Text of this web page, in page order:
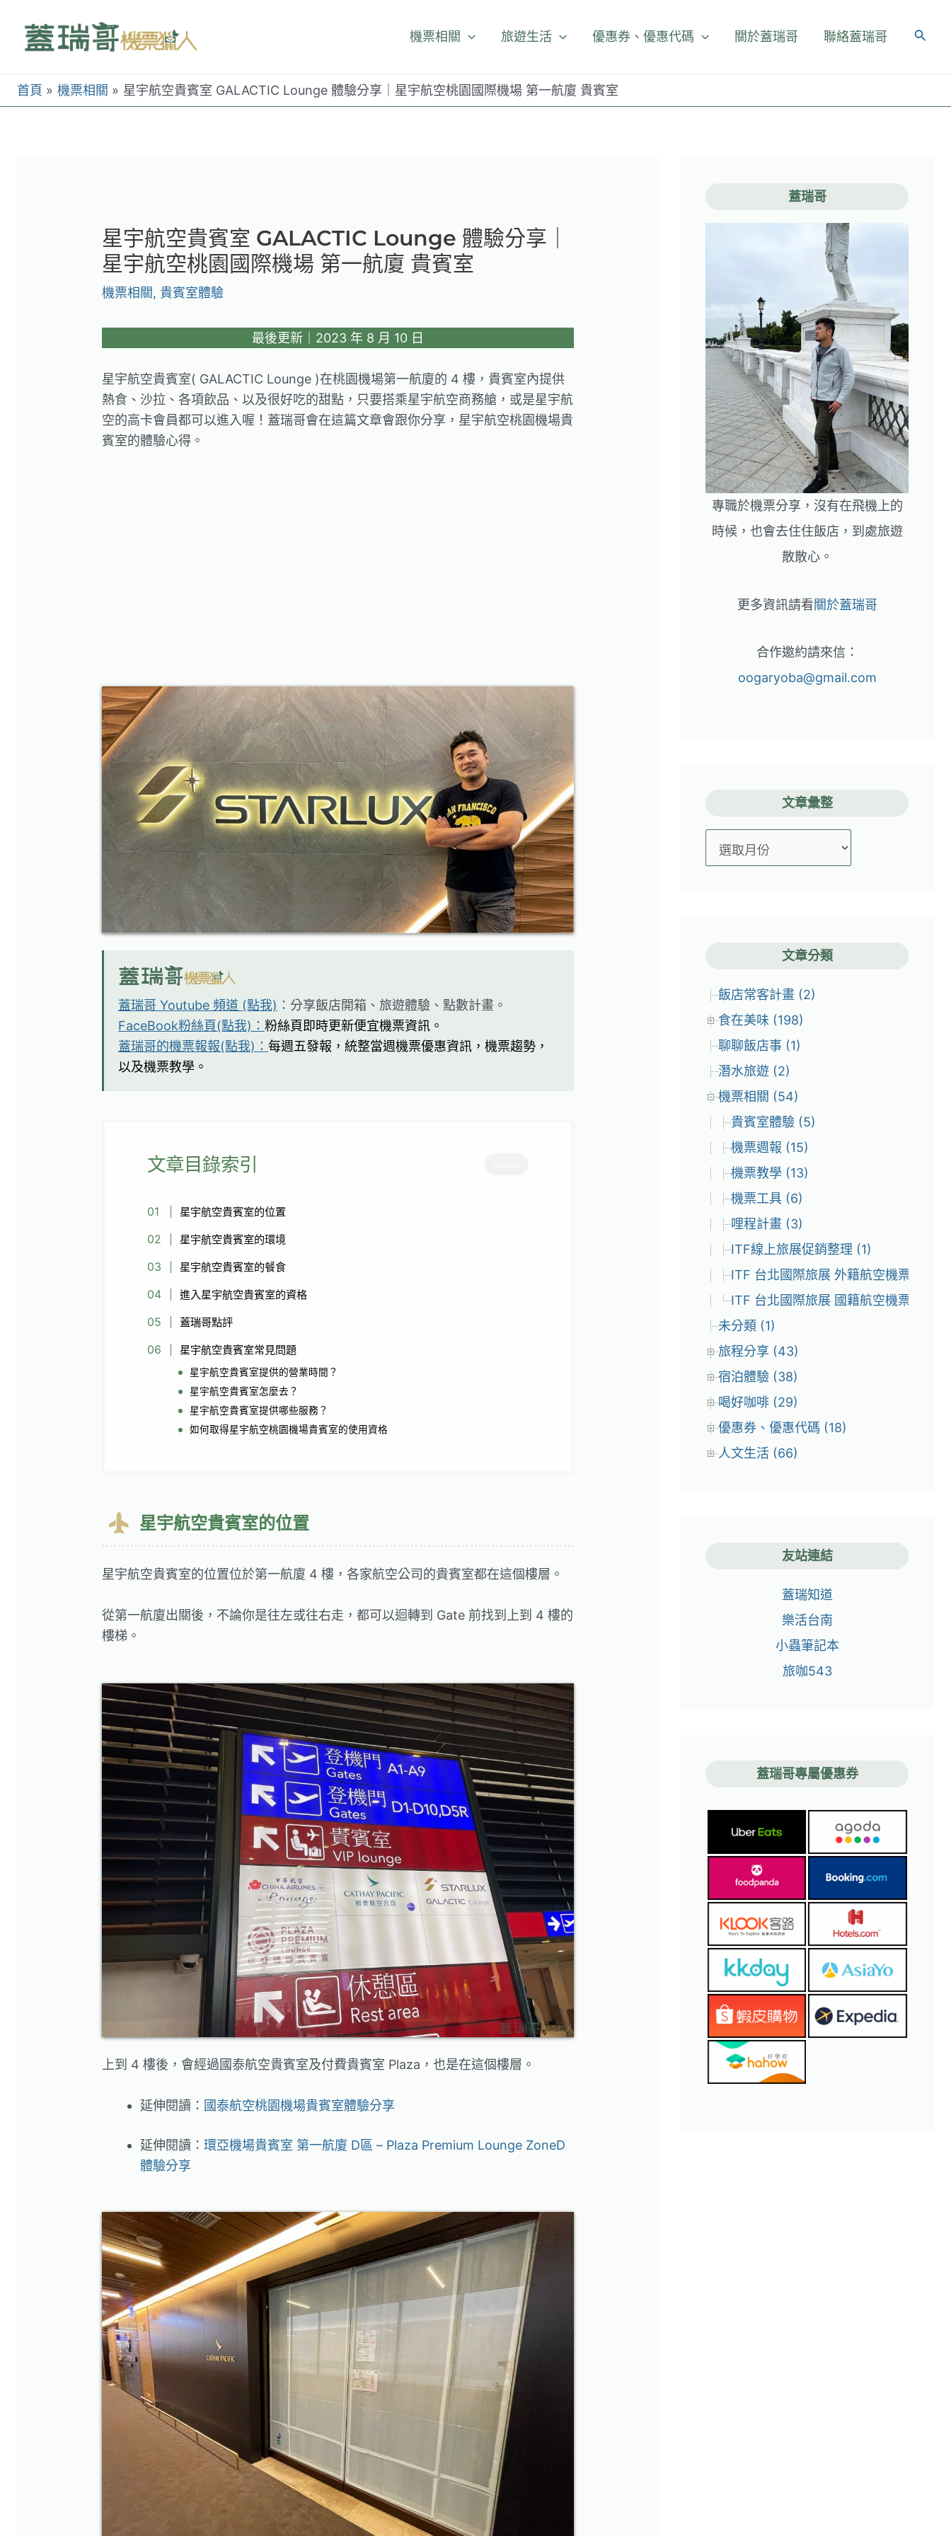
機票相關 旅遊生活 優惠券、優惠代碼 關於蓋瑞哥 聯絡蓋瑞哥
首頁 機票相關 星宇航空貴賓室 GALACTIC Lounge 體驗分享｜星宇航空桃園國際機場 第一航廈 貴賓室
星宇航空貴賓室 GALACTIC Lounge 體驗分享｜
星宇航空桃園國際機場 第一航廈 貴賓室
機票相關, 貴賓室體驗
最後更新｜2023 年 8 月 10 日
星宇航空貴賓室( GALACTIC Lounge )在桃園機場第一航廈的 4 樓，貴賓室內提供
熱食、沙拉、各項飲品、以及很好吃的甜點，只要搭乘星宇航空商務艙，或是星宇航
空的高卡會員都可以進入喔！蓋瑞哥會在這篇文章會跟你分享，星宇航空桃園機場貴
賓室的體驗心得。
蓋瑞哥 Youtube 頻道 (點我) ： 分享飯店開箱、旅遊體驗、點數計畫。
FaceBook粉絲頁(點我)：粉絲頁即時更新便宜機票資訊。
蓋瑞哥的機票報報(點我)：每週五發報，統整當週機票優惠資訊，機票趨勢，
以及機票教學。
文章目錄索引
星宇航空貴賓室的位置
星宇航空貴賓室的環境
星宇航空貴賓室的餐食
進入星宇航空貴賓室的資格
蓋瑞哥點評
星宇航空貴賓室常見問題
星宇航空貴賓室提供的營業時間？
星宇航空貴賓室怎麼去？
星宇航空貴賓室提供哪些服務？
如何取得星宇航空桃園機場貴賓室的使用資格
星宇航空貴賓室的位置
星宇航空貴賓室的位置位於第一航廈 4 樓，各家航空公司的貴賓室都在這個樓層。
從第一航廈出關後，不論你是往左或往右走，都可以迴轉到 Gate 前找到上到 4 樓的
樓梯。
上到 4 樓後，會經過國泰航空貴賓室及付費貴賓室 Plaza，也是在這個樓層。
延伸閱讀： 國泰航空桃園機場貴賓室體驗分享
延伸閱讀：環亞機場貴賓室 第一航廈 D區 – Plaza Premium Lounge ZoneD
體驗分享
蓋瑞哥
專職於機票分享，沒有在飛機上的
時候，也會去住住飯店，到處旅遊
散散心。
更多資訊請看關於蓋瑞哥
合作邀約請來信：
oogaryoba@gmail.com
文章彙整
章
文章分類
飯店常客計畫 (2)
食在美味 (198)
聊聊飯店事 (1)
潛水旅遊 (2)
機票相關 (54)
貴賓室體驗 (5)
機票週報 (15)
機票教學 (13)
機票工具 (6)
哩程計畫 (3)
ITF線上旅展促銷整理 (1)
ITF 台北國際旅展 外籍航空機票優惠
ITF 台北國際旅展 國籍航空機票優惠
未分類 (1)
旅程分享 (43)
宿泊體驗 (38)
喝好咖啡 (29)
優惠券、優惠代碼 (18)
人文生活 (66)
友站連結
蓋瑞知道
樂活台南
小蟲筆記本
旅咖543
蓋瑞哥專屬優惠券